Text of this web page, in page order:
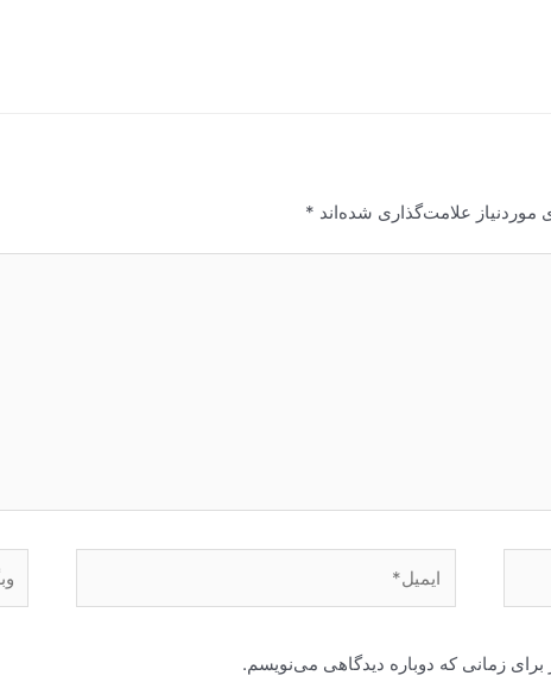
علامت‌گذاری شده‌اند *
زمانی که دوباره دیدگاهی می‌نویسم.